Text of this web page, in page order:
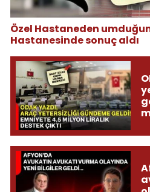
Özel Hastaneden
Hastanesinde sonuç aldı